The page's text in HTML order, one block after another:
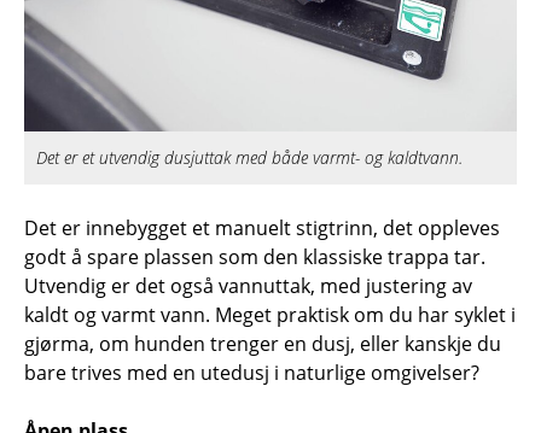
Det er et utvendig dusjuttak med både varmt- og kaldtvann.
Det er innebygget et manuelt stigtrinn, det oppleves
godt å spare plassen som den klassiske trappa tar.
Utvendig er det også vannuttak, med justering av
kaldt og varmt vann. Meget praktisk om du har syklet i
gjørma, om hunden trenger en dusj, eller kanskje du
bare trives med en utedusj i naturlige omgivelser?